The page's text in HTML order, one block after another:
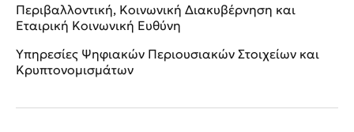
Περιβαλλοντική, Κοινωνική Διακυβέρνηση και
Εταιρική Κοινωνική Ευθύνη
Υπηρεσίες Ψηφιακών Περιουσιακών Στοιχείων και
Κρυπτονομισμάτων